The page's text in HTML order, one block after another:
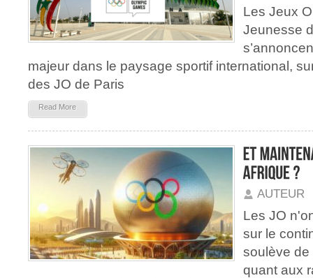
Les Jeux
Jeunesse
majeur dans le paysage sportif international,
des JO de Paris
Read More
AUTEUR
Les JO
sur le
soulève
quant aux